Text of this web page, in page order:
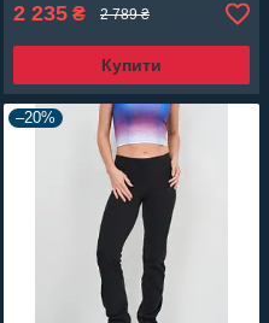
2 235 ₴ 2 789 ₴
Купити
–20%